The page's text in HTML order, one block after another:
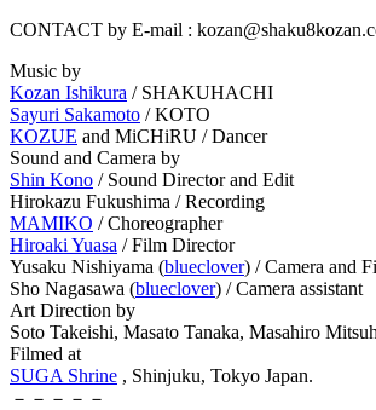
CONTACT by E-mail :
Music by
Kozan Ishikura / SHAKUHACHI
Sayuri Sakamoto / KOTO
KOZUE and MiCHiRU / Dancer
Sound and Camera by
Shin Kono / Sound Director and Edit
Hirokazu Fukushima / Recording
MAMIKO / Choreographer
Hiroaki Yuasa / Film Director
Yusaku Nishiyama (blueclover) / Camera and
Sho Nagasawa (blueclover) / Camera assistant
Art Direction by
Soto Takeishi, Masato Tanaka, Masahiro
Filmed at
SUGA Shrine , Shinjuku, Tokyo Japan.
－－－－－